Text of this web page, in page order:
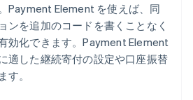
Payment Element を使えば、同
ンを追加のコードを書くことなく
効化できます。Payment Element
適した継続寄付の設定や口座振替
。